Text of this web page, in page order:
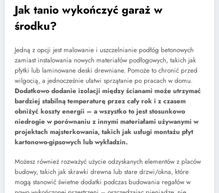
Jak tanio wykończyć garaż w
środku?
Jedną z opcji jest malowanie i uszczelnianie podłóg betonowych
zamiast instalowania nowych materiałów podłogowych, takich jak
płytki lub laminowane deski drewniane. Pomoże to chronić przed
wilgocią, a jednocześnie ułatwi sprzątanie po pracach w domu.
Dodatkowo dodanie izolacji między ścianami może utrzymać
bardziej stabilną temperaturę przez cały rok i z czasem
obniżyć koszty energii – a wszystko to jest stosunkowo
niedrogie w porównaniu z innymi materiałami używanymi w
projektach majsterkowania, takich jak usługi montażu płyt
kartonowo-gipsowych lub wykładzin.
Możesz również rozważyć użycie odzyskanych elementów z placów
budowy, takich jak skrawki drewna lub stare drzwi/okna, które
mogą stanowić świetne dodatki podczas budowania regałów w